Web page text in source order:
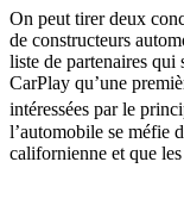
On peut tirer deux
de constructeurs
liste de partenaires qui
CarPlay qu’une
intéressées par le
l’automobile se méfie
californienne et que